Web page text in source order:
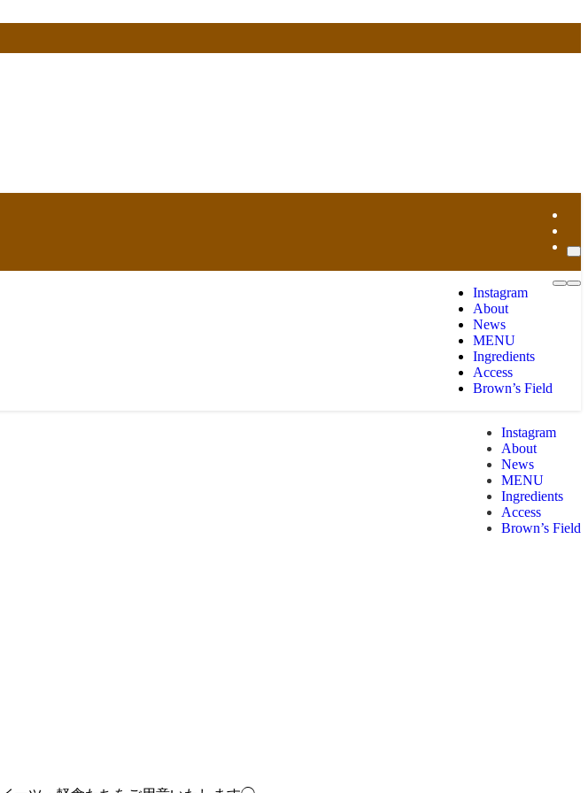
Instagram
About
News
MENU
Ingredients
Access
Brown’s Field
Instagram
About
News
MENU
Ingredients
Access
Brown’s Field